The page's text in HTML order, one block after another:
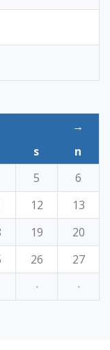
→
s
n
5
6
12
13
19
20
26
27
· ·